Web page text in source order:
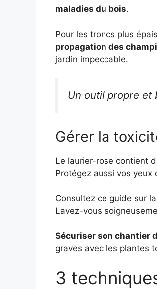
maladies du bois.
Pour les troncs plus
propagation des
jardin impeccable.
Un outil propre et
Gérer la
Le laurier-rose contient
Protégez aussi vos yeux
Consultez ce guide sur la
Lavez-vous
Sécuriser son chantier
graves avec les plantes
3